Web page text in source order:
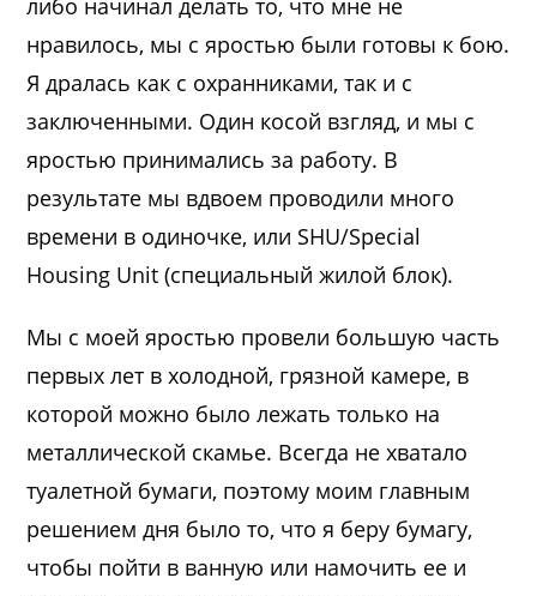
либо начинал делать то, что мне не
нравилось, мы с яростью были готовы к бою.
Я дралась как с охранниками, так и с
заключенными. Один косой взгляд, и мы с
яростью принимались за работу. В
результате мы вдвоем проводили много
времени в одиночке, или SHU/Special
Housing Unit (специальный жилой блок).
Мы с моей яростью провели большую часть
первых лет в холодной, грязной камере, в
которой можно было лежать только на
металлической скамье. Всегда не хватало
туалетной бумаги, поэтому моим главным
решением дня было то, что я беру бумагу,
чтобы пойти в ванную или намочить ее и